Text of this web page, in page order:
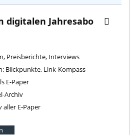
digitalen Jahresabo
Preisberichte, Interviews
Blickpunkte, Link-Kompass
E-Paper
Archiv
aller E-Paper